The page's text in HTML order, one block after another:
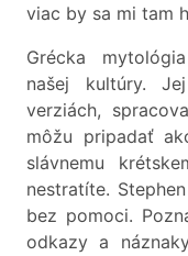
viac by sa mi tam
Grécka
našej kultúry.
verziách,
môžu pripadať
slávnemu
nestratíte.
bez pomoci.
odkazy a